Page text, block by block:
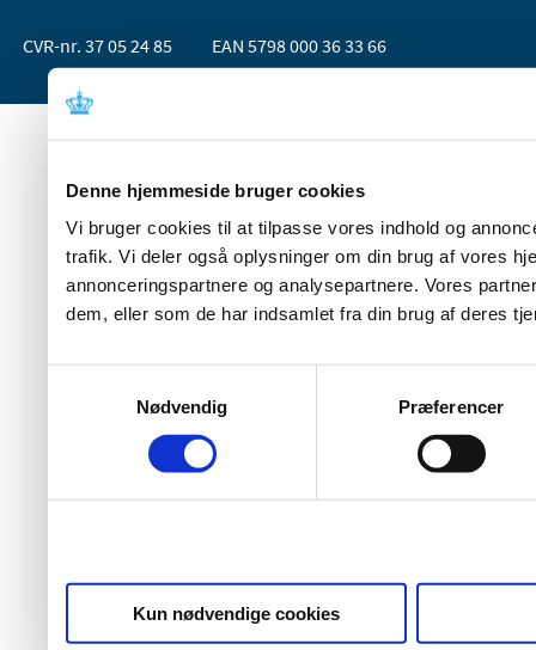
Denne hjemmeside bruger cookies
Vi bruger cookies til at tilpasse vores indhold og
trafik. Vi deler også oplysninger om din brug af vores
annonceringspartnere og analysepartnere. Vores
dem, eller som de har indsamlet fra din brug af deres
Nødvendig
Præferencer
Kun nødvendige cookies
CVR-nr. 37 05 24 85 EAN 5798 000 36 33 66